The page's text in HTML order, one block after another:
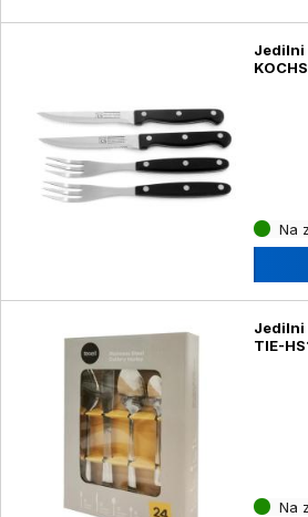
Jedilni
Na
Jedilni
TIE-
Na